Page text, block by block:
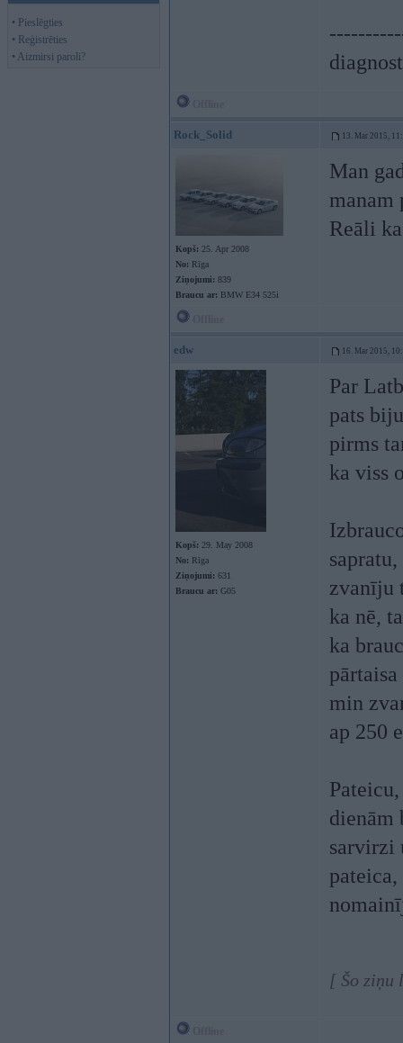
• Pieslēgties
• Reģistrēties
• Aizmirsi paroli?
Rock_Solid 13. Mar 2015,
Kopš: 25. Apr 2008
No: Rīga
Ziņojumi: 839
Braucu ar: BMW E34 525i
Man
manam
Reāli
edw 16. Mar 2015,
Kopš: 29. May 2008
No: Rīga
Ziņojumi: 631
Braucu ar: G05
Par
pats
pirms
ka viss
zvanīju
ka nē,
ka
min
ap 250
dienām
sarvirzi
[ Šo ziņu